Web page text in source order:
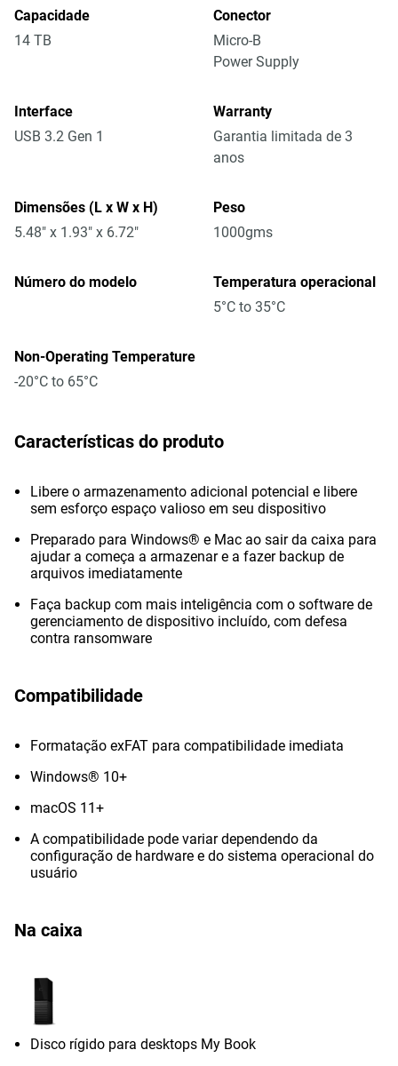
Capacidade
14 TB
Conector
Micro-B
Power Supply
Interface
USB 3.2 Gen 1
Warranty
Garantia limitada de 3
anos
Dimensões (L x W x H)
5.48" x 1.93" x 6.72"
Peso
1000gms
Número do modelo
Temperatura operacional
5°C to 35°C
Non-Operating Temperature
-20°C to 65°C
Características do produto
Libere o armazenamento adicional potencial e libere
sem esforço espaço valioso em seu dispositivo
Preparado para Windows® e Mac ao sair da caixa para
ajudar a começa a armazenar e a fazer backup de
arquivos imediatamente
Faça backup com mais inteligência com o software de
gerenciamento de dispositivo incluído, com defesa
contra ransomware
Compatibilidade
Formatação exFAT para compatibilidade imediata
Windows® 10+
macOS 11+
A compatibilidade pode variar dependendo da
configuração de hardware e do sistema operacional do
usuário
Na caixa
Disco rígido para desktops My Book